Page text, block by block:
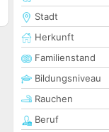
Stadt
Herkunft
Familienstand
Bildungsniveau
Rauchen
Beruf